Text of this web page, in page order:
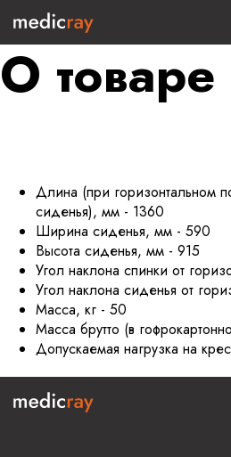
О товаре
Длина (при горизонтальном
сиденья), мм - 1360
Ширина сиденья, мм - 590
Высота сиденья, мм - 915
Угол наклона спинки от
Угол наклона сиденья от
Масса, кг - 50
Масса брутто (в
Допускаемая нагрузка на